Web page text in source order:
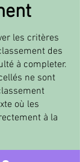
les critères
des
à completer.
ne sont
où les
à la